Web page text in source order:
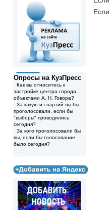
Опросы на КузПресс
Как вы относитесь к
застройке центра города
объектами А. Н. Говора?
За какую из партий вы бы
проголосовали, если бы
"выборы" проводились
сегодня?
За кого проголосовали бы
вы, если бы голосование
было сегодня?
Если